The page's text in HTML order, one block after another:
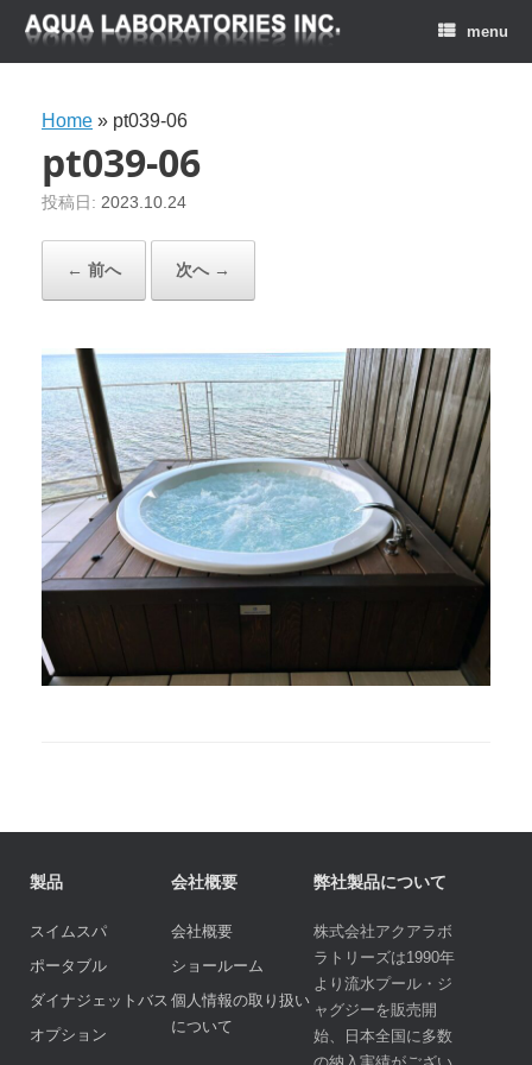
menu
Home » pt039-06
pt039-06
投稿日: 2023.10.24
← 前へ 次へ →
製品
スイムスパ
ポータブル
ダイナジェットバス
オプション
会社概要
会社概要
ショールーム
個人情報の取り扱い
について
弊社製品について
株式会社アクアラボ
ラトリーズは1990年
より流水プール・ジ
ャグジーを販売開
始、日本全国に多数
の納入実績がござい